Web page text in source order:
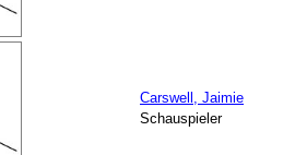
Carswell, Jaimie
Schauspieler